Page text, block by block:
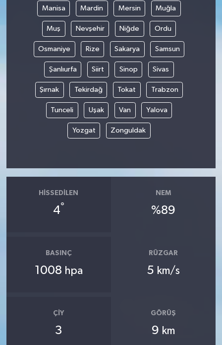
Manisa Mardin Mersin Muğla
Muş Nevşehir Niğde Ordu
Osmaniye Rize Sakarya Samsun
Şanlıurfa Siirt Sinop Sivas
Şırnak Tekirdağ Tokat Trabzon
Tunceli Uşak Van Yalova
Yozgat Zonguldak
HISSEDILEN
4°
NEM
%89
BASINÇ
1008 hpa
RÜZGAR
5 km/s
ÇIY
3
GÖRÜŞ
9 km